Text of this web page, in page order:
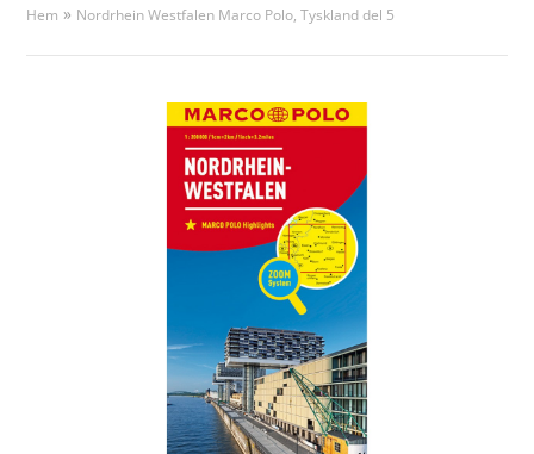
Hem » Nordrhein Westfalen Marco Polo, Tyskland del 5